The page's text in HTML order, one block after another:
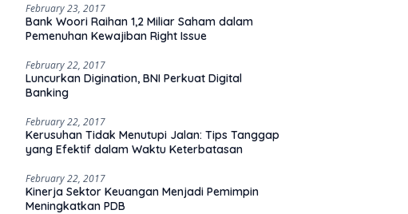
February 23, 2017
Bank Woori Raihan 1,2 Miliar Saham dalam
Pemenuhan Kewajiban Right Issue
February 22, 2017
Luncurkan Digination, BNI Perkuat Digital
Banking
February 22, 2017
Kerusuhan Tidak Menutupi Jalan: Tips Tanggap
yang Efektif dalam Waktu Keterbatasan
February 22, 2017
Kinerja Sektor Keuangan Menjadi Pemimpin
Meningkatkan PDB